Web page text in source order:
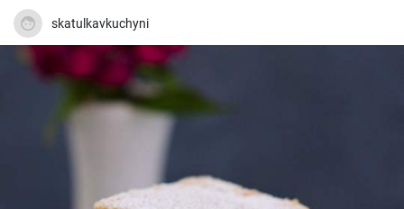
skatulkavkuchyni